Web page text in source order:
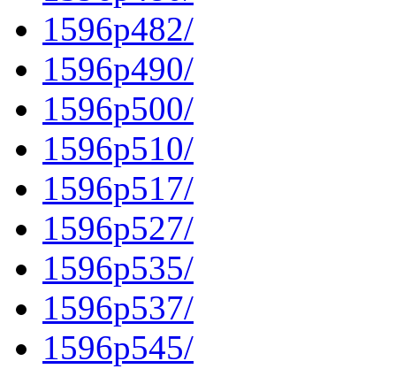
1596p482/
1596p490/
1596p500/
1596p510/
1596p517/
1596p527/
1596p535/
1596p537/
1596p545/